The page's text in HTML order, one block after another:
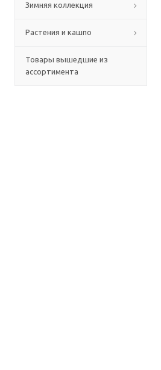
Зимняя коллекция
Растения и кашпо
Товары вышедшие из
ассортимента